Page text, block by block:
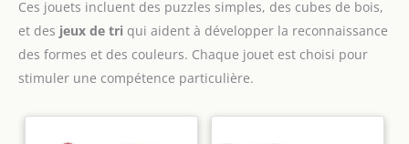
Ces jouets incluent des puzzles simples, des cubes de bois,
et des jeux de tri qui aident à développer la reconnaissance
des formes et des couleurs. Chaque jouet est choisi pour
stimuler une compétence particulière.